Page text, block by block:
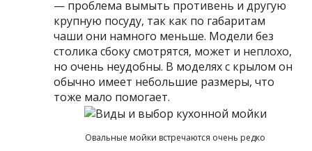
— проблема вымыть противень и другую
крупную посуду, так как по габаритам
чаши они намного меньше. Модели без
столика сбоку смотрятся, может и неплохо,
но очень неудобны. В моделях с крылом он
обычно имеет небольшие размеры, что
тоже мало помогает.
Овальные мойки встречаются очень редко